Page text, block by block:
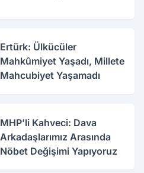
Ertürk: Ülkücüler
Mahkûmiyet Yaşadı, Millete
Mahcubiyet Yaşamadı
MHP’li Kahveci: Dava
Arkadaşlarımız Arasında
Nöbet Değişimi Yapıyoruz